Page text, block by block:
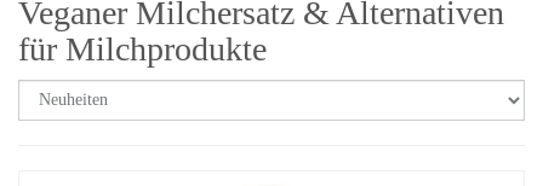
Veganer Milchersatz & Alternativen
für Milchprodukte